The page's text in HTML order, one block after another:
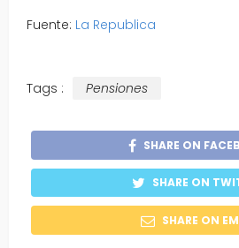
Fuente: La Republica
Tags : Pensiones
SHARE ON
SHARE ON
SHARE ON